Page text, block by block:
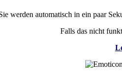
werden automatisch in ein paar
Falls das nicht